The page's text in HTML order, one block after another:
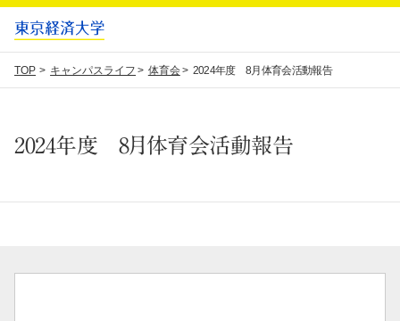
TOP キャンパスライフ 体育会 2024年度 8月体育会活動報告
2024年度 8月体育会活動報告